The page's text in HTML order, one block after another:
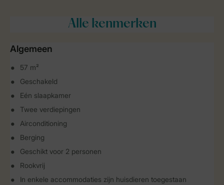
Alle kenmerken
Algemeen
57 m²
Geschakeld
Eén slaapkamer
Twee verdiepingen
Airconditioning
Berging
Geschikt voor 2 personen
Rookvrij
In enkele accommodaties zijn huisdieren toegestaan